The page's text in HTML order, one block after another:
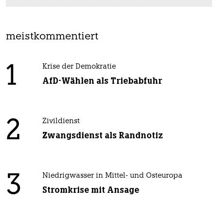
meistkommentiert
1 Krise der Demokratie
AfD-Wählen als Triebabfuhr
2 Zivildienst
Zwangsdienst als Randnotiz
3 Niedrigwasser in Mittel- und Osteuropa
Stromkrise mit Ansage